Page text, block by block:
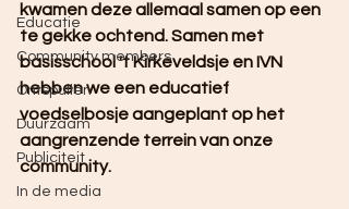
Educatie
Community members
Ontspullen
Duurzaam
Publiciteit
In de media
kwamen deze allemaal samen op een
te gekke ochtend. Samen met
basisschool 't Kirkeveldsje en IVN
hebben we een educatief
voedselbosje aangeplant op het
aangrenzende terrein van onze
community.